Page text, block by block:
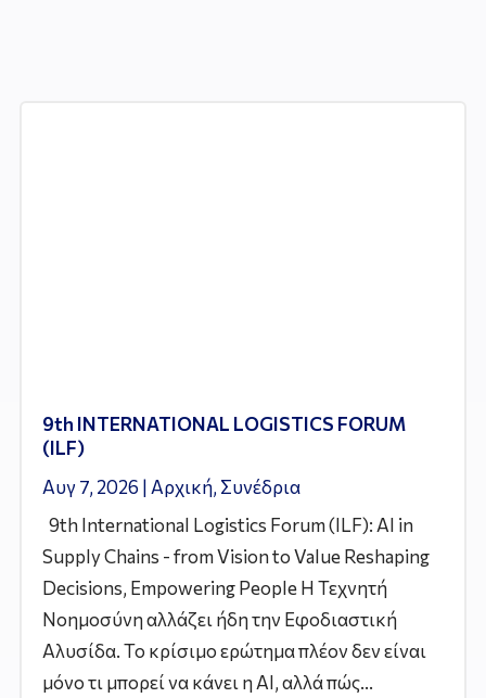
9th INTERNATIONAL LOGISTICS FORUM
(ILF)
Αυγ 7, 2026 | Αρχική, Συνέδρια
9th International Logistics Forum (ILF): AI in
Supply Chains - from Vision to Value Reshaping
Decisions, Empowering People Η Τεχνητή
Νοημοσύνη αλλάζει ήδη την Εφοδιαστική
Αλυσίδα. Το κρίσιμο ερώτημα πλέον δεν είναι
μόνο τι μπορεί να κάνει η AI, αλλά πώς...